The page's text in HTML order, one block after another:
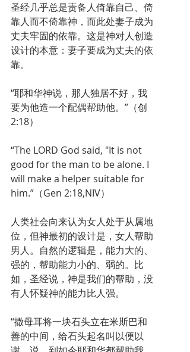
圣经几乎总是责备人倚靠自己、倚
靠人而不倚靠神，而此处妻子成为
丈夫牢固的依靠。这是神对人创造
设计的本意：妻子要成为丈夫的依
靠。
“耶和华神说，那人独居不好，我
要为他造一个配偶帮助他。”（创
2:18）
“The LORD God said, "It is not
good for the man to be alone. I
will make a helper suitable for
him.”（Gen 2:18,NIV）
人类社会向来认为女人处于从属地
位，但神最初的设计是，女人帮助
男人。自然的逻辑是，能力大的、
强的，帮助能力小的、弱的。比
如，圣经说，神是我们的帮助，没
有人怀疑神的能力比人强。
“撒母耳将一块石头立在米斯巴和
善的中间，给石头起名叫以便以